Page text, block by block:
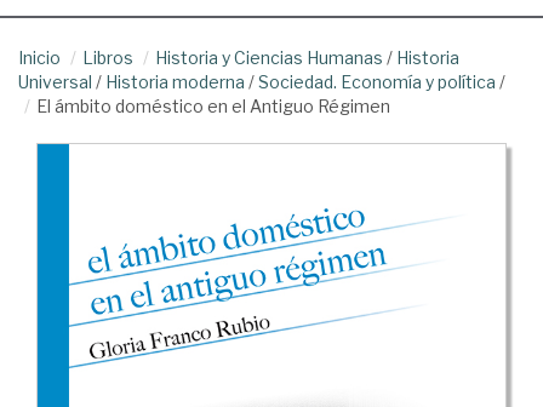
Inicio Libros Historia y Ciencias Humanas / Historia
Universal / Historia moderna /Sociedad. Economía y política /
El ámbito doméstico en el Antiguo Régimen